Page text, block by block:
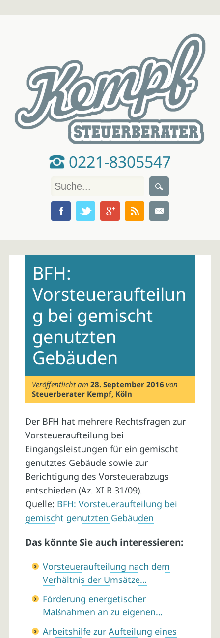
0221-8305547
contentBFH:
Vorsteueraufteilun
g bei gemischt
genutzten
Gebäuden
Veröffentlicht am28. September 2016 von
Steuerberater Kempf, Köln
Der BFH hat mehrere Rechtsfragen zur
Vorsteueraufteilung bei
Eingangsleistungen für ein gemischt
genutztes Gebäude sowie zur
Berichtigung des Vorsteuerabzugs
entschieden (Az. XI R 31/09).
Quelle: BFH: Vorsteueraufteilung bei
gemischt genutzten Gebäuden
Das könnte Sie auch interessieren:
Vorsteueraufteilung nach dem
Verhältnis der Umsätze…
Förderung energetischer
Maßnahmen an zu eigenen…
Arbeitshilfe zur Aufteilung eines